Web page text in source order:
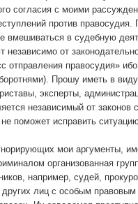
согласия с моими
против
вмешиваться в судебную
независимо от
правосудия» ибо
Прошу иметь в
эксперты,
независимый от
поможет исправить
мои аргументы,
организованная
например, судей,
лиц с особым